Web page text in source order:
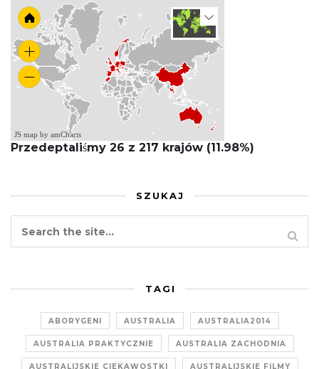
JS map by amCharts
Przedeptaliśmy 26 z 217 krajów (11.98%)
SZUKAJ
TAGI
ABORYGENI AUSTRALIA AUSTRALIA2014
AUSTRALIA PRAKTYCZNIE AUSTRALIA ZACHODNIA
AUSTRALIJSKIE CIEKAWOSTKI AUSTRALIJSKIE FILMY